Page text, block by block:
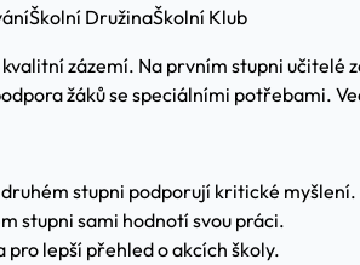
Školní DružinaŠkolní Klub
zázemí. Na prvním stupni učitelé
žáků se speciálními potřebami.
stupni podporují kritické myšlení.
stupni sami hodnotí svou práci.
lepší přehled o akcích školy.